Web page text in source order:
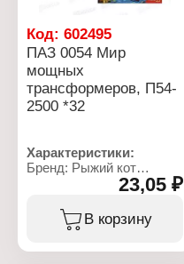
Код: 602495
ПАЗ 0054 Мир
мощных
трансформеров, П54-
2500 *32
Характеристики:
Бренд: Рыжий кот
Артикул: П54-2500
мощных трансформеров"
Тип товара: Пазл
23,05 ₽
В корзину